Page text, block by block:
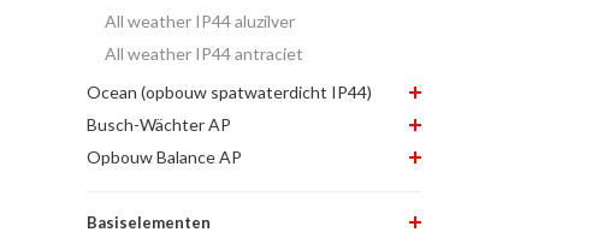
All weather IP44 aluzilver
All weather IP44 antraciet
Ocean (opbouw spatwaterdicht IP44)
Busch-Wächter AP
Opbouw Balance AP
Basiselementen